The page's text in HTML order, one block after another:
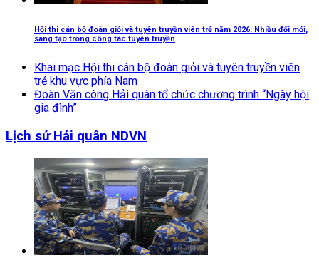
Hội thi cán bộ đoàn giỏi và tuyên truyền viên trẻ năm 2026: Nhiều đổi mới,
sáng tạo trong công tác tuyên truyền
Khai mạc Hội thi cán bộ đoàn giỏi và tuyên truyền viên
trẻ khu vực phía Nam
Đoàn Văn công Hải quân tổ chức chương trình “Ngày hội
gia đình”
Lịch sử Hải quân NDVN